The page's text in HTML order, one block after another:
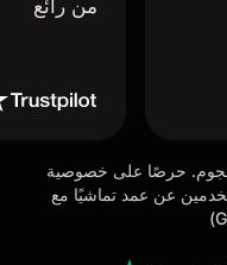
من رائع
هنا التقييمات المميزة ذات 4 و5 نجوم. حرصًا على خصوصية
عن عمد تماشيًا مع